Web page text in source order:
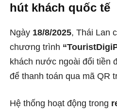
hút khách quốc tế
Ngày 18/8/2025, Thái Lan
chương trình
khách nước ngoài đổi tiền
để thanh toán qua mã QR
Hệ thống hoạt động trong